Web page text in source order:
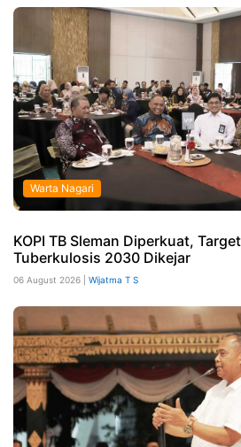
Warta Nagari
KOPI TB Sleman Diperkuat,
Tuberkulosis 2030 Dikejar
06 August 2026 | Wijatma T S